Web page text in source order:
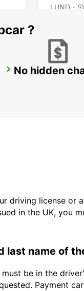
LUND -
?
No hidden
driving license or
in the UK, you
last name of
be in the
Payment